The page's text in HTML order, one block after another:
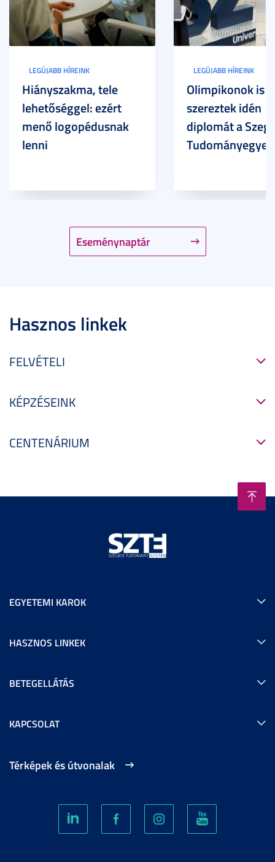
Eseménynaptár
LEGÚJABB HÍREINK
Hiányszakma, tele
lehetőséggel: ezért
menő logopédusnak
lenni
LEGÚJABB HÍREINK
Olimpikonok is
szereztek idén
diplomát a
Hasznos linkek
FELVÉTELI
KÉPZÉSEINK
CENTENÁRIUM
EGYETEMI KAROK
HASZNOS LINKEK
BETEGELLÁTÁS
KAPCSOLAT
Térképek és útvonalak